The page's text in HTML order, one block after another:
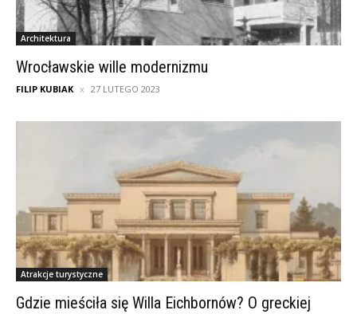
Architektura
Wrocławskie wille modernizmu
FILIP KUBIAK 27 LUTEGO 2023
Atrakcje turystyczne
Gdzie mieściła się Willa Eichbornów? O greckiej